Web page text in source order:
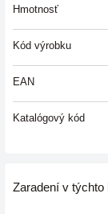
Hmotnosť
Kód výrobku
EAN
Katalógový kód
Zaradení v týchto